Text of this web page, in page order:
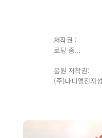
저작권 :
로딩 중...
음원 저작권:
(주)다니엘전